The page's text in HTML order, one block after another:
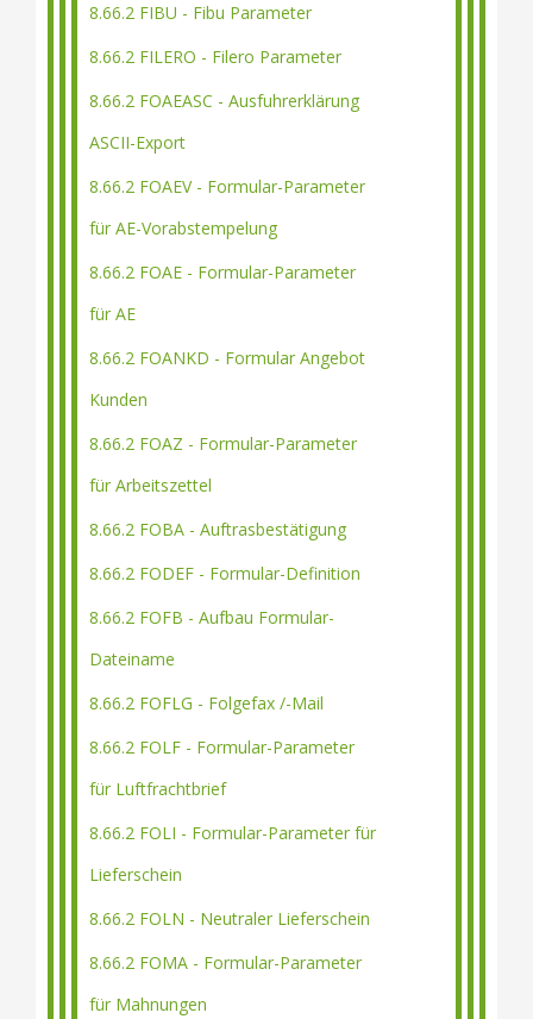
8.66.2 FIBU - Fibu Parameter
8.66.2 FILERO - Filero Parameter
8.66.2 FOAEASC - Ausfuhrerklärung
ASCII-Export
8.66.2 FOAEV - Formular-Parameter
für AE-Vorabstempelung
8.66.2 FOAE - Formular-Parameter
für AE
8.66.2 FOANKD - Formular Angebot
Kunden
8.66.2 FOAZ - Formular-Parameter
für Arbeitszettel
8.66.2 FOBA - Auftrasbestätigung
8.66.2 FODEF - Formular-Definition
8.66.2 FOFB - Aufbau Formular-
Dateiname
8.66.2 FOFLG - Folgefax /-Mail
8.66.2 FOLF - Formular-Parameter
für Luftfrachtbrief
8.66.2 FOLI - Formular-Parameter für
Lieferschein
8.66.2 FOLN - Neutraler Lieferschein
8.66.2 FOMA - Formular-Parameter
für Mahnungen